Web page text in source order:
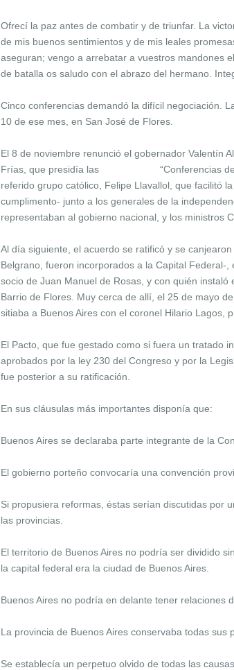
Ofrecí la paz antes de combatir y de triunfar. La
de mis buenos sentimientos y de mis leales
aseguran; vengo a arrebatar a vuestros mandones
de batalla os saludo con el abrazo del hermano.
Cinco conferencias demandó la difícil negociación.
10 de ese mes, en San José de Flores.
El 8 de noviembre renunció el gobernador Valentín
Frías, que presidía las “Conferencias de San
referido grupo católico, Felipe Llavallol, que facilitó
cumplimento- junto a los generales de la
representaban al gobierno nacional, y los ministros
Al día siguiente, el acuerdo se ratificó y se
Belgrano, fueron incorporados a la Capital Federal-
socio de Juan Manuel de Rosas, y con quién
Barrio de Flores. Muy cerca de allí, el 25 de mayo
sitiaba a Buenos Aires con el coronel Hilario Lagos,
El Pacto, que fue gestado como si fuera un tratado
aprobados por la ley 230 del Congreso y por la
fue posterior a su ratificación.
En sus cláusulas más importantes disponía que:
Buenos Aires se declaraba parte integrante de la
El gobierno porteño convocaría una convención
Si propusiera reformas, éstas serían discutidas por
las provincias.
El territorio de Buenos Aires no podría ser dividido
la capital federal era la ciudad de Buenos Aires.
Buenos Aires no podría en delante tener relaciones
La provincia de Buenos Aires conservaba todas sus
Se establecía un perpetuo olvido de todas las